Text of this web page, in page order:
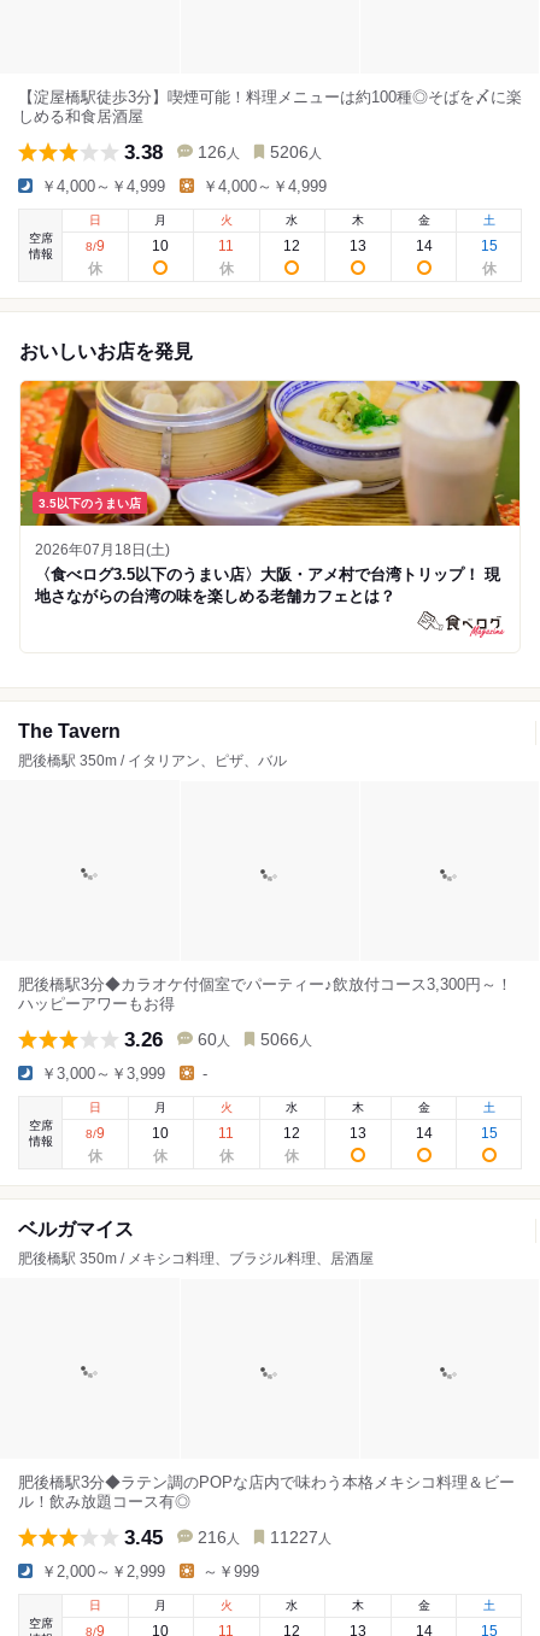
【淀屋橋駅徒歩3分】喫煙可能！料理メニューは約100種◎そばを〆に楽
しめる和食居酒屋
3.38 126 人 5206 人
￥4,000～￥4,999 ￥4,000～￥4,999
空席
情報
日
8/9
月
10
火
11
水
12
木
13
金
14
土
15
おいしいお店を発見
3.5以下のうまい店
2026年07月18日(土)
〈食べログ3.5以下のうまい店〉大阪・アメ村で台湾トリップ！ 現
地さながらの台湾の味を楽しめる老舗カフェとは？
The Tavern
肥後橋駅 350m / イタリアン、ピザ、バル
肥後橋駅3分◆カラオケ付個室でパーティー♪飲放付コース3,300円～！
ハッピーアワーもお得
3.26 60 人 5066 人
￥3,000～￥3,999 -
空席
情報
日
8/9
月
10
火
11
水
12
木
13
金
14
土
15
ベルガマイス
肥後橋駅 350m / メキシコ料理、ブラジル料理、居酒屋
肥後橋駅3分◆ラテン調のPOPな店内で味わう本格メキシコ料理＆ビー
ル！飲み放題コース有◎
3.45 216 人 11227 人
￥2,000～￥2,999 ～￥999
空席
日
8/9
月
10
火
11
水
12
木
13
金
14
土
15